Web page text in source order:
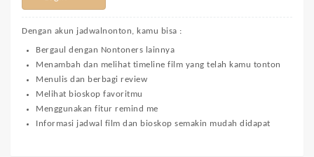
Dengan akun jadwalnonton, kamu bisa :
Bergaul dengan Nontoners lainnya
Menambah dan melihat timeline film yang telah kamu tonton
Menulis dan berbagi review
Melihat bioskop favoritmu
Menggunakan fitur remind me
Informasi jadwal film dan bioskop semakin mudah didapat